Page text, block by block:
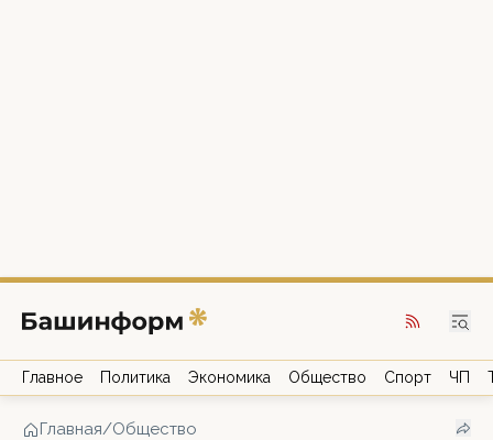
Главное Политика Экономика Общество Спорт ЧП
Главная/Общество